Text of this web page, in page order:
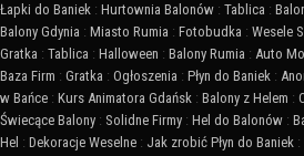
Łapki do Baniek : Hurtownia Balonów : Tablica :
Balony Gdynia : Miasto Rumia : Fotobudka : Wesele
Gratka : Tablica : Halloween : Balony Rumia : Auto
Baza Firm : Gratka : Ogłoszenia : Płyn do Baniek :
w Bańce : Kurs Animatora Gdańsk : Balony z Helem :
Świecące Balony : Solidne Firmy : Hel do Balonów :
Hel : Dekoracje Weselne : Jak zrobić Płyn do Baniek :